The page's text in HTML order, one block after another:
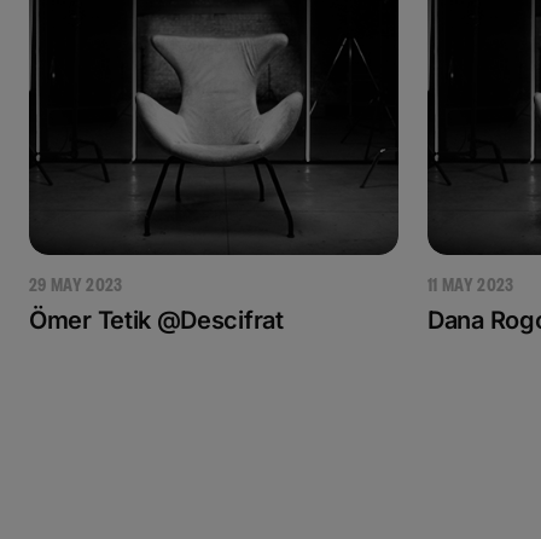
29 MAY 2023
Ömer Tetik @Descifrat
11 MAY 2023
Dana